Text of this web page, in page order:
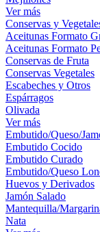
Ver más
Conservas y
Aceitunas Formato
Aceitunas Formato
Conservas de Fruta
Conservas Vegetales
Escabeches y Otros
Espárragos
Olivada
Ver más
Embutido/Queso/
Embutido Cocido
Embutido Curado
Embutido/Queso
Huevos y Derivados
Jamón Salado
Mantequilla/
Nata